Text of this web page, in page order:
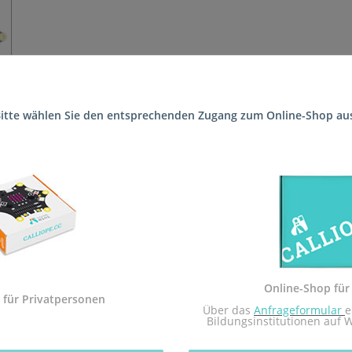
Schule (Levana-Schule - Schule mit den
Schuljahr vor Ort sind.
I und der Calliope mini Startbox. Das Arbeitsheft
Calliope mini umgesetzt.
I in Rheinland-Pfalz zugelassen.
mit dem Redaktionsteam inf-schule.de, insbesondere Daniel
wählen Sie den entsprechenden Zugang zum Online-Shop
für Privatpersonen
Online-Shop für
Über das Anfrageformular
Bildungsinstitutionen auf